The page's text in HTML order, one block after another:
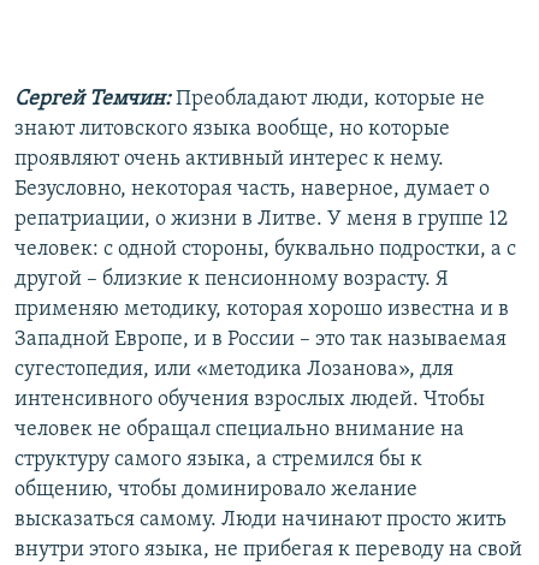
Сергей Темчин:Преобладают люди, которые не
знают литовского языка вообще, но которые
проявляют очень активный интерес к нему.
Безусловно, некоторая часть, наверное, думает о
репатриации, о жизни в Литве. У меня в группе 12
человек: с одной стороны, буквально подростки, а с
другой – близкие к пенсионному возрасту. Я
применяю методику, которая хорошо известна и в
Западной Европе, и в России – это так называемая
сугестопедия, или «методика Лозанова», для
интенсивного обучения взрослых людей. Чтобы
человек не обращал специально внимание на
структуру самого языка, а стремился бы к
общению, чтобы доминировало желание
высказаться самому. Люди начинают просто жить
внутри этого языка, не прибегая к переводу на свой